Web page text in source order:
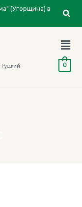
(Угорщина) в
Русский 0